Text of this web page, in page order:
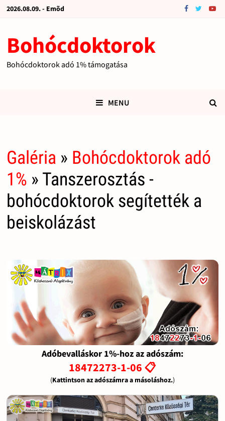
2026.08.09. - Emõd
Bohócdoktorok
Bohócdoktorok adó 1% támogatása
MENU
Galéria » Bohócdoktorok adó
1% » Tanszerosztás -
bohócdoktorok segítették a
beiskolázást
Adóbevalláskor 1%-hoz az adószám:
18472273-1-06 📋
(Kattintson az adószámra a másoláshoz.)